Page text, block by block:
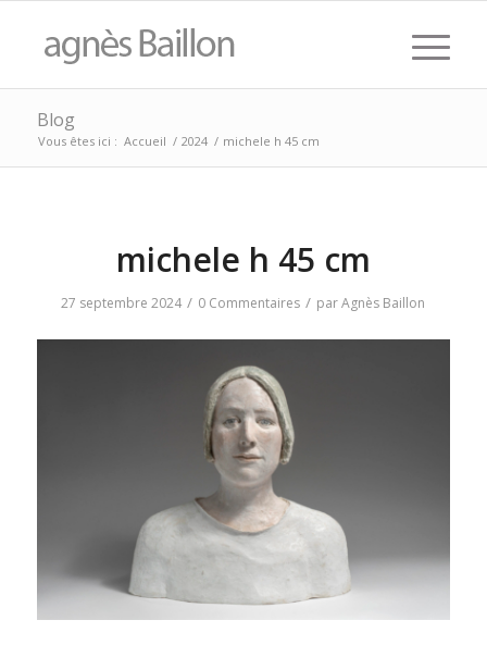
Blog
Vous êtes ici : Accueil / 2024 / michele h 45 cm
michele h 45 cm
27 septembre 2024 / 0 Commentaires / parAgnès Baillon